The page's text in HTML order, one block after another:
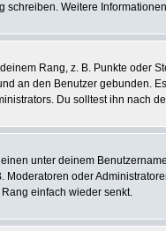
Weitere
Rang, z. B. Punkte
an den Benutzer gebunden.
Du solltest ihn nach
unter deinem
oder
einfach wieder senkt.